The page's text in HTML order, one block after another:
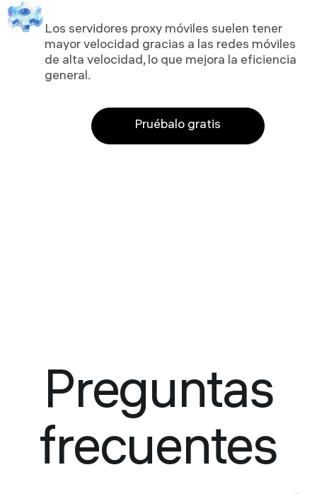
Los servidores proxy móviles suelen tener
mayor velocidad gracias a las redes móviles
de alta velocidad, lo que mejora la eficiencia
general.
Pruébalo gratis
Preguntas
frecuentes